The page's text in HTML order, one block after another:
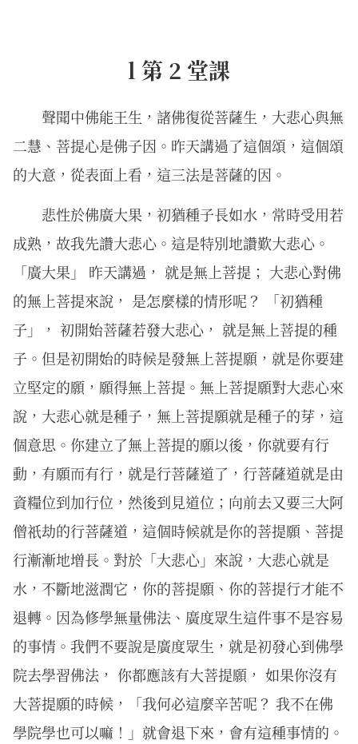
l 第 2 堂課
聲聞中佛能王⽣，諸佛復從菩薩⽣，⼤悲⼼與無
⼆慧、菩提⼼是佛⼦因。昨天講過了這個頌，這個頌
的大意，從表面上看，這三法是菩薩的因。
悲性於佛廣⼤果，初猶種⼦⾧如⽔，常時受⽤若
成熟，故我先讚⼤悲⼼。這是特別地讚歎大悲心。
「廣大果」 昨天講過， 就是無上菩提； 大悲心對佛
的無上菩提來說， 是怎麼樣的情形呢？ 「初猶種
子」， 初開始菩薩若發大悲心， 就是無上菩提的種
子。但是初開始的時候是發無上菩提願，就是你要建
立堅定的願，願得無上菩提。無上菩提願對大悲心來
說，大悲心就是種子，無上菩提願就是種子的芽，這
個意思。你建立了無上菩提的願以後，你就要有行
動，有願而有行，就是行菩薩道了，行菩薩道就是由
資糧位到加行位，然後到見道位；向前去又要三大阿
僧祇劫的行菩薩道，這個時候就是你的菩提願、菩提
行漸漸地增長。對於「大悲心」來說，大悲心就是
水，不斷地滋潤它，你的菩提願、你的菩提行才能不
退轉。因為修學無量佛法、廣度眾生這件事不是容易
的事情。我們不要說是廣度眾生，就是初發心到佛學
院去學習佛法， 你都應該有大菩提願， 如果你沒有
大菩提願的時候，「我何必這麼辛苦呢？ 我不在佛
學院學也可以嘛！」就會退下來，會有這種事情的。